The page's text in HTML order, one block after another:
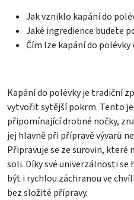
Jak vzniklo kapání do
Jaké ingredience budete
Čím lze kapání do
Kapání do polévky je tradiční
vytvořit sytější pokrm. Tento
připomínající drobné nočky,
jej hlavně při přípravě vývarů
Připravuje se ze surovin, které
soli. Díky své univerzálnosti se
být i rychlou záchranou ve
bez složité přípravy.